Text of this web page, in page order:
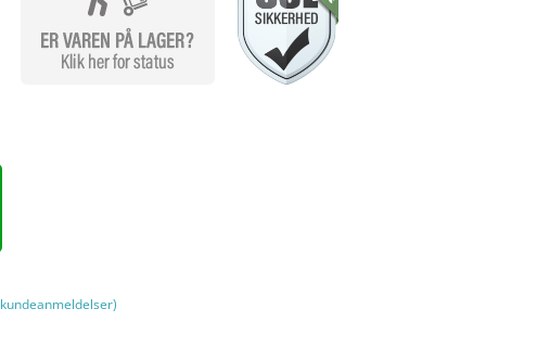
kundeanmeldelser)